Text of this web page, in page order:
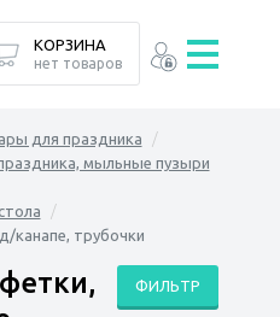
для праздника
мыльные пузыри
канапе, трубочки
ФИЛЬТР
КОРЗИНА
нет товаров